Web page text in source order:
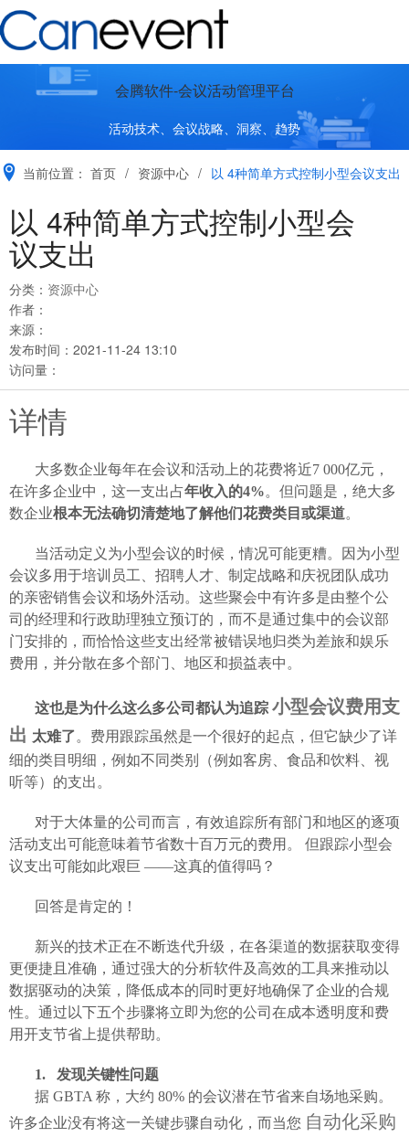
会腾软件-会议活动管理平台
活动技术、会议战略、洞察、趋势
当前位置： 首页 / 资源中心 / 以 4种简单方式控制小型会议支出
以 4种简单方式控制小型会
议支出
分类： 资源中心
作者：
来源：
发布时间： 2021-11-24 13:10
访问量：
详情
大多数企业每年在会议和活动上的花费将近7 000亿元，
在许多企业中，这一支出占年收入的4%。但问题是，绝大多
数企业根本无法确切清楚地了解他们花费类目或渠道。
当活动定义为小型会议的时候，情况可能更糟。因为小型
会议多用于培训员工、招聘人才、制定战略和庆祝团队成功
的亲密销售会议和场外活动。这些聚会中有许多是由整个公
司的经理和行政助理独立预订的，而不是通过集中的会议部
门安排的，而恰恰这些支出经常被错误地归类为差旅和娱乐
费用，并分散在多个部门、地区和损益表中。
这也是为什么这么多公司都认为追踪 小型会议费用支
出 太难了。费用跟踪虽然是一个很好的起点，但它缺少了详
细的类目明细，例如不同类别（例如客房、食品和饮料、视
听等）的支出。
对于大体量的公司而言，有效追踪所有部门和地区的逐项
活动支出可能意味着节省数十百万元的费用。
但跟踪小型会
议支出可能如此艰巨 ——这真的值得吗？
回答是肯定的！
新兴的技术正在不断迭代升级，在各渠道的数据获取变得
更便捷且准确，通过强大的分析软件及高效的工具来推动以
数据驱动的决策，降低成本的同时更好地确保了企业的合规
性。通过以下五个步骤将立即为您的公司在成本透明度和费
用开支节省上提供帮助。
1.
发现关键性问题
据 GBTA 称，大约 80% 的会议潜在节省来自场地采购。
许多企业没有将这一关键步骤自动化，而当您 自动化采购